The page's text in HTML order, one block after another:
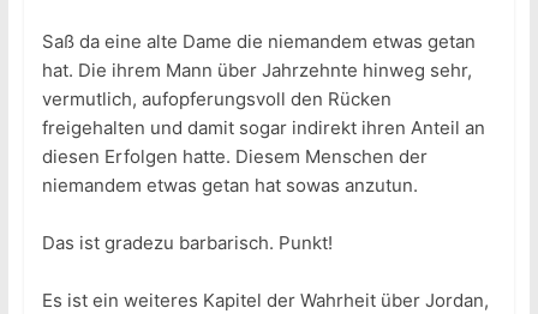
Saß da eine alte Dame die niemandem etwas getan
hat. Die ihrem Mann über Jahrzehnte hinweg sehr,
vermutlich, aufopferungsvoll den Rücken
freigehalten und damit sogar indirekt ihren Anteil an
diesen Erfolgen hatte. Diesem Menschen der
niemandem etwas getan hat sowas anzutun.
Das ist gradezu barbarisch. Punkt!
Es ist ein weiteres Kapitel der Wahrheit über Jordan,